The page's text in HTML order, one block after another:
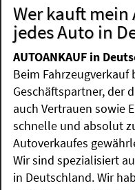
Wer kauft mein
jedes Auto in
AUTOANKAUF in
Beim Fahrzeugverkauf
Geschäftspartner, der
auch Vertrauen sowie
schnelle und absolut
Autoverkaufes
Wir sind spezialisiert
in Deutschland. Wir